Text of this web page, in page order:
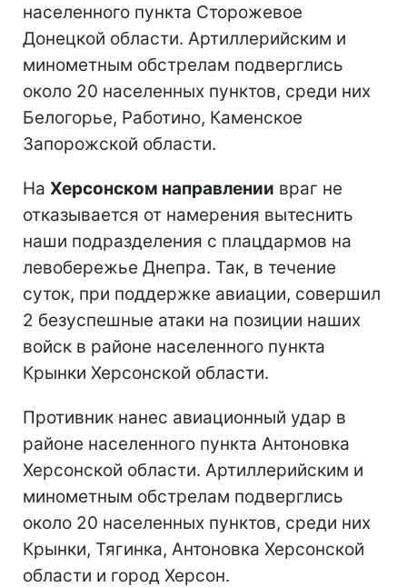
населенного пункта Сторожевое
Донецкой области. Артиллерийским и
минометным обстрелам подверглись
около 20 населенных пунктов, среди них
Белогорье, Работино, Каменское
Запорожской области.
На Херсонском направлении враг не
отказывается от намерения вытеснить
наши подразделения с плацдармов на
левобережье Днепра. Так, в течение
суток, при поддержке авиации, совершил
2 безуспешные атаки на позиции наших
войск в районе населенного пункта
Крынки Херсонской области.
Противник нанес авиационный удар в
районе населенного пункта Антоновка
Херсонской области. Артиллерийским и
минометным обстрелам подверглись
около 20 населенных пунктов, среди них
Крынки, Тягинка, Антоновка Херсонской
области и город Херсон.